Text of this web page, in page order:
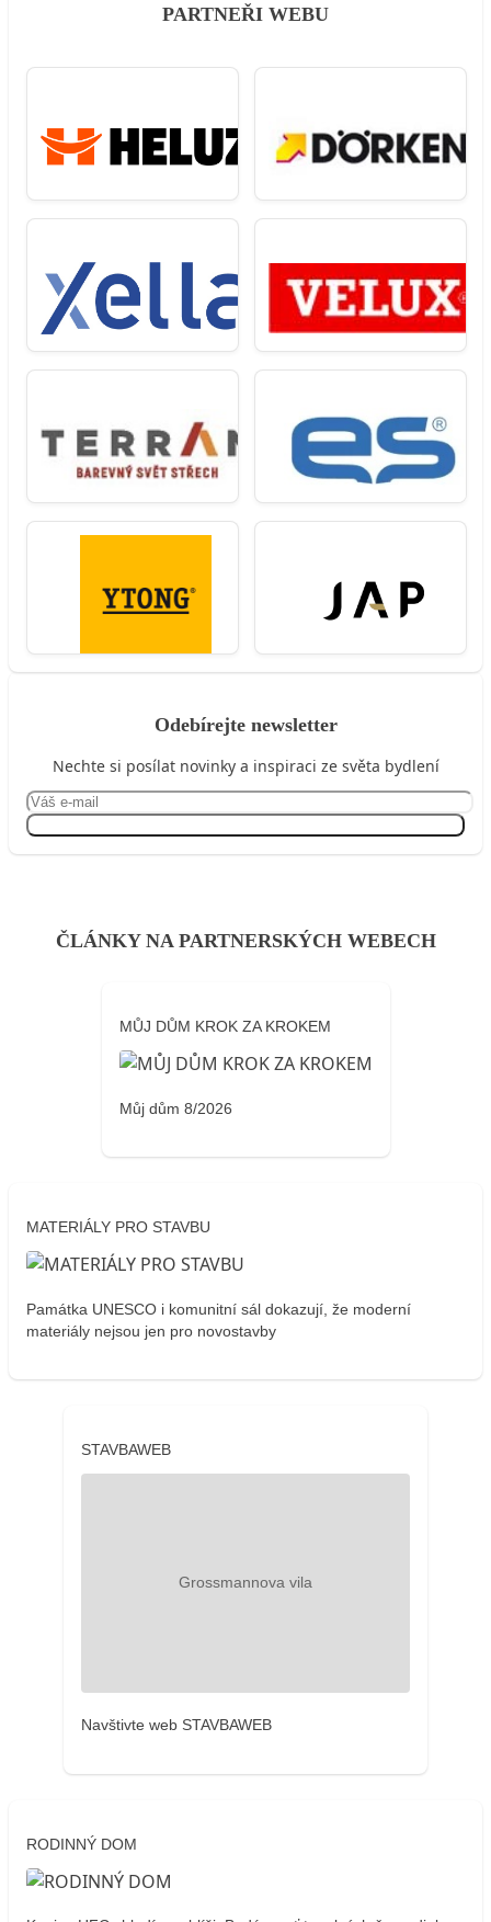
PARTNEŘI WEBU
Odebírejte newsletter
Nechte si posílat novinky a inspiraci ze světa bydlení
ČLÁNKY NA PARTNERSKÝCH WEBECH
MŮJ DŮM KROK ZA KROKEM
Můj dům 8/2026
MATERIÁLY PRO STAVBU
Památka UNESCO i komunitní sál dokazují, že moderní
materiály nejsou jen pro novostavby
STAVBAWEB
Navštivte web STAVBAWEB
RODINNÝ DOM